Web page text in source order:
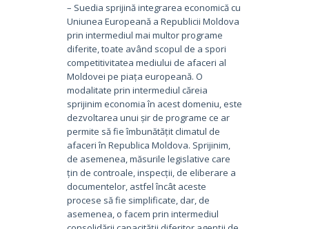
– Suedia sprijină integrarea economică cu
Uniunea Europeană a Republicii Moldova
prin intermediul mai multor programe
diferite, toate având scopul de a spori
competitivitatea mediului de afaceri al
Moldovei pe piața europeană. O
modalitate prin intermediul căreia
sprijinim economia în acest domeniu, este
dezvoltarea unui șir de programe ce ar
permite să fie îmbunătățit climatul de
afaceri în Republica Moldova. Sprijinim,
de asemenea, măsurile legislative care
țin de controale, inspecții, de eliberare a
documentelor, astfel încât aceste
procese să fie simplificate, dar, de
asemenea, o facem prin intermediul